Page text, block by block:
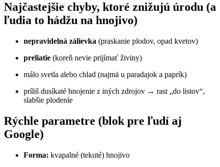
Najčastejšie chyby, ktoré znižujú úrodu (a
ľudia to hádžu na hnojivo)
nepravidelná zálievka (praskanie plodov, opad kvetov)
preliatie (koreň nevie prijímať živiny)
málo svetla alebo chlad (najmä u paradajok a paprík)
príliš dusíkaté hnojenie z iných zdrojov → rast „do listov“,
slabšie plodenie
Rýchle parametre (blok pre ľudí aj
Google)
Forma: kvapalné (tekuté) hnojivo